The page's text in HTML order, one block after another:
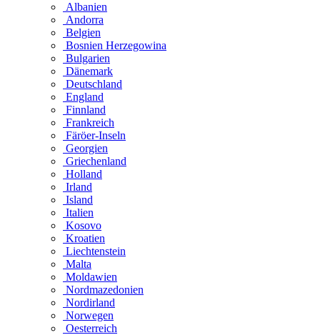
Albanien
Andorra
Belgien
Bosnien Herzegowina
Bulgarien
Dänemark
Deutschland
England
Finnland
Frankreich
Färöer-Inseln
Georgien
Griechenland
Holland
Irland
Island
Italien
Kosovo
Kroatien
Liechtenstein
Malta
Moldawien
Nordmazedonien
Nordirland
Norwegen
Oesterreich